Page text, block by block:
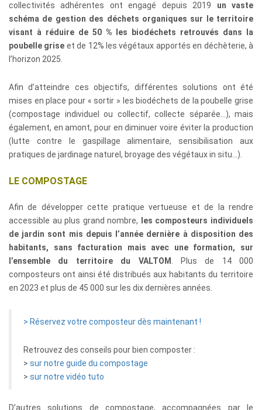
collectivités adhérentes ont engagé depuis 2019 un vaste
schéma de gestion des déchets organiques sur le territoire
visant à réduire de 50 % les biodéchets retrouvés dans la
poubelle grise et de 12% les végétaux apportés en déchèterie, à
l’horizon 2025.
Afin d’atteindre ces objectifs, différentes solutions ont été
mises en place pour « sortir » les biodéchets de la poubelle grise
(compostage individuel ou collectif, collecte séparée…), mais
également, en amont, pour en diminuer voire éviter la production
(lutte contre le gaspillage alimentaire, sensibilisation aux
pratiques de jardinage naturel, broyage des végétaux in situ…).
LE COMPOSTAGE
Afin de développer cette pratique vertueuse et de la rendre
accessible au plus grand nombre,
les composteurs individuels
de jardin sont mis depuis l’année dernière à disposition des
habitants, sans facturation mais avec une formation, sur
l’ensemble du territoire du VALTOM
. Plus de 14 000
composteurs ont ainsi été distribués aux habitants du territoire
en 2023 et plus de 45 000 sur les dix dernières années.
> Réservez votre composteur dès maintenant !
Retrouvez des conseils pour bien composter :
> sur notre guide du compostage
> sur notre vidéo tuto
D’autres solutions de compostage, accompagnées par le